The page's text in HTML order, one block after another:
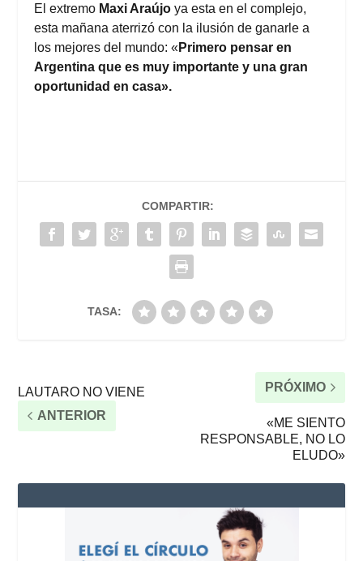
El extremo Maxi Araújoya esta en el complejo,
esta mañana aterrizó con la ilusión de ganarle a
los mejores del mundo: « Primero pensar en
Argentina que es muy importante y una gran
oportunidad en casa».
COMPARTIR:
TASA:
LAUTARO NO VIENE
ANTERIOR
PRÓXIMO
«ME SIENTO
RESPONSABLE, NO LO
ELUDO»